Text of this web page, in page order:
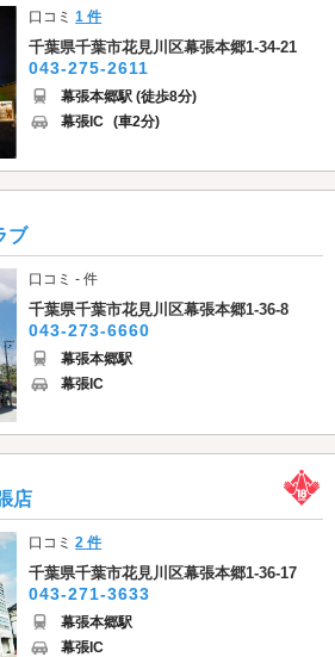
口コミ1 件
千葉県千葉市花見川区幕張本郷1-34-21
043-275-2611
幕張本郷駅 (徒歩8分)
幕張IC (車2分)
ブ
口コミ - 件
千葉県千葉市花見川区幕張本郷1-36-8
043-273-6660
幕張本郷駅
幕張IC
店
口コミ2 件
千葉県千葉市花見川区幕張本郷1-36-17
043-271-3633
幕張本郷駅
幕張IC